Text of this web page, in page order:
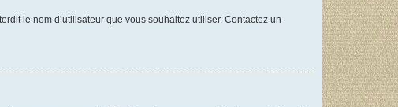
le nom d’utilisateur que vous souhaitez utiliser. Contactez un